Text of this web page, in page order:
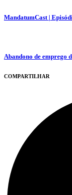
MandatumCast |
Abandono de emprego
COMPARTILHAR